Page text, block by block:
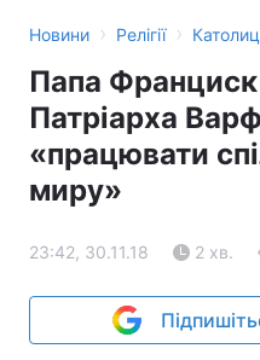
Новини › Релігії ›
Папа
Патріарха
«працювати
миру»
23:42, 30.11.18 2 хв.